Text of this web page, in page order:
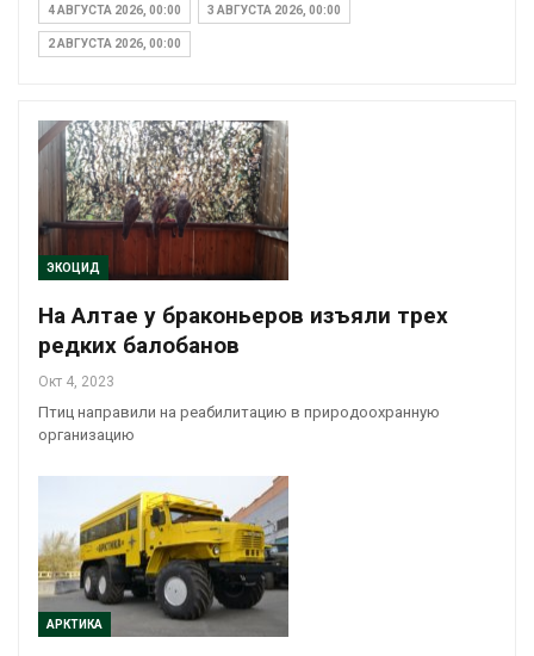
4 АВГУСТА 2026, 00:00 3 АВГУСТА 2026, 00:00
2 АВГУСТА 2026, 00:00
ЭКОЦИД
На Алтае у браконьеров изъяли трех
редких балобанов
Окт 4, 2023
Птиц направили на реабилитацию в природоохранную
организацию
АРКТИКА